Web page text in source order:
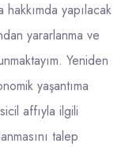
yapılacak
yararlanma ve
Yeniden
yaşantıma
affıyla ilgili
talep